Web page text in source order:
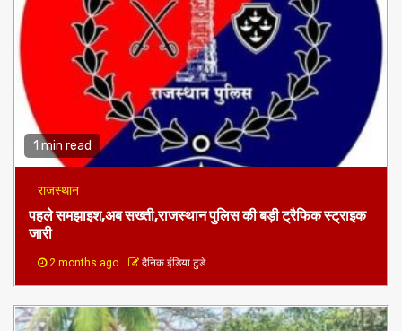
1 min read
राजस्थान
पहले समझाइश,अब सख्ती,राजस्थान पुलिस की बड़ी ट्रैफिक स्ट्राइक
जारी
2 months ago दैनिक इंडिया टुडे